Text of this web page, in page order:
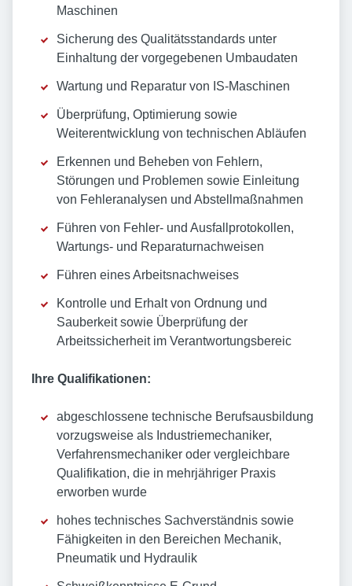
Maschinen
Sicherung des Qualitätsstandards unter
Einhaltung der vorgegebenen Umbaudaten
Wartung und Reparatur von IS-Maschinen
Überprüfung, Optimierung sowie
Weiterentwicklung von technischen Abläufen
Erkennen und Beheben von Fehlern,
Störungen und Problemen sowie Einleitung
von Fehleranalysen und Abstellmaßnahmen
Führen von Fehler- und Ausfallprotokollen,
Wartungs- und Reparaturnachweisen
Führen eines Arbeitsnachweises
Kontrolle und Erhalt von Ordnung und
Sauberkeit sowie Überprüfung der
Arbeitssicherheit im Verantwortungsbereic
Ihre Qualifikationen:
abgeschlossene technische Berufsausbildung
vorzugsweise als Industriemechaniker,
Verfahrensmechaniker oder vergleichbare
Qualifikation, die in mehrjähriger Praxis
erworben wurde
hohes technisches Sachverständnis sowie
Fähigkeiten in den Bereichen Mechanik,
Pneumatik und Hydraulik